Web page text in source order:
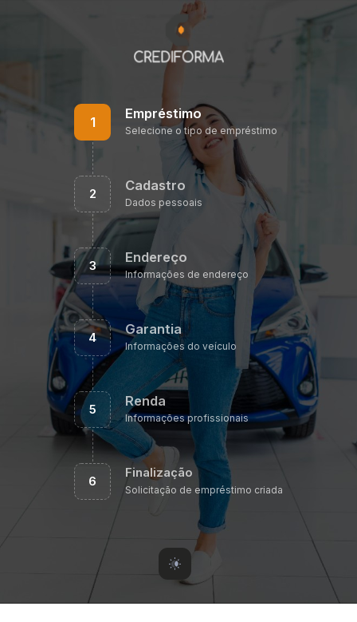
1
Empréstimo
Selecione o tipo de empréstimo
2
Cadastro
Dados pessoais
3
Endereço
Informações de endereço
4
Garantia
Informações do veículo
5
Renda
Informações profissionais
6
Finalização
Solicitação de empréstimo criada